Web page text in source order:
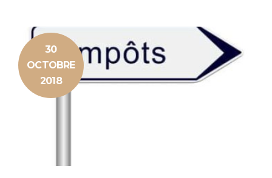
JOUR :
30
OCTOBRE
30
OCTOBRE
2018